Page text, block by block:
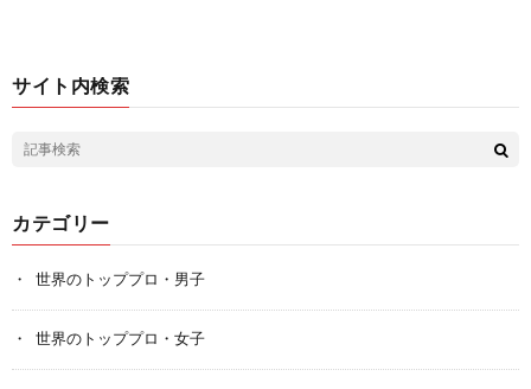
サイト内検索
カテゴリー
世界のトッププロ・男子
世界のトッププロ・女子